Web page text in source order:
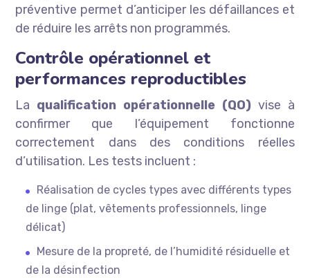
préventive permet d’anticiper les défaillances et
de réduire les arrêts non programmés.
Contrôle opérationnel et
performances reproductibles
La qualification opérationnelle (QO) vise à
confirmer que l’équipement fonctionne
correctement dans des conditions réelles
d’utilisation. Les tests incluent :
Réalisation de cycles types avec différents types
de linge (plat, vêtements professionnels, linge
délicat)
Mesure de la propreté, de l’humidité résiduelle et
de la désinfection